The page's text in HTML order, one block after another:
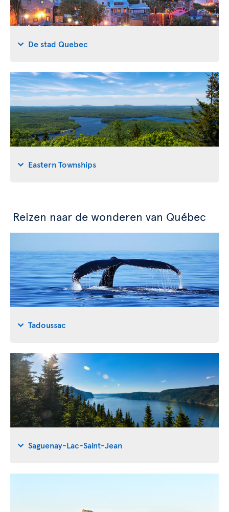
De stad Quebec
Eastern Townships
Reizen naar de wonderen van Québec
Tadoussac
Saguenay-Lac-Saint-Jean